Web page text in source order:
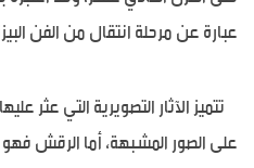
عبارة عن مرحلة انتقال من الفن
تتميز الآثار التصويرية التي عثر
على الصور المشبهة، أما الرقش